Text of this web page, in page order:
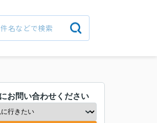
お問い合わせください